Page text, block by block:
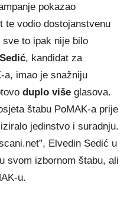
pokazao
te vodio dostojanstvenu
to ipak nije bilo
, kandidat za
a, imao je snažniju
duplo više glasova.
štabu PoMAK-a prije
jedinstvo i suradnju.
Elvedin Sedić u
svom izbornom štabu, ali
u.